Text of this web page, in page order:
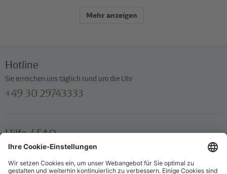
Mehr anzeigen
Hotline
Sie erreichen uns täglich rund um die Uhr
+49 30 29743333
Hilfe / FAQ
Die wichtigsten Antworten und Hilfestellungen für unterwegs